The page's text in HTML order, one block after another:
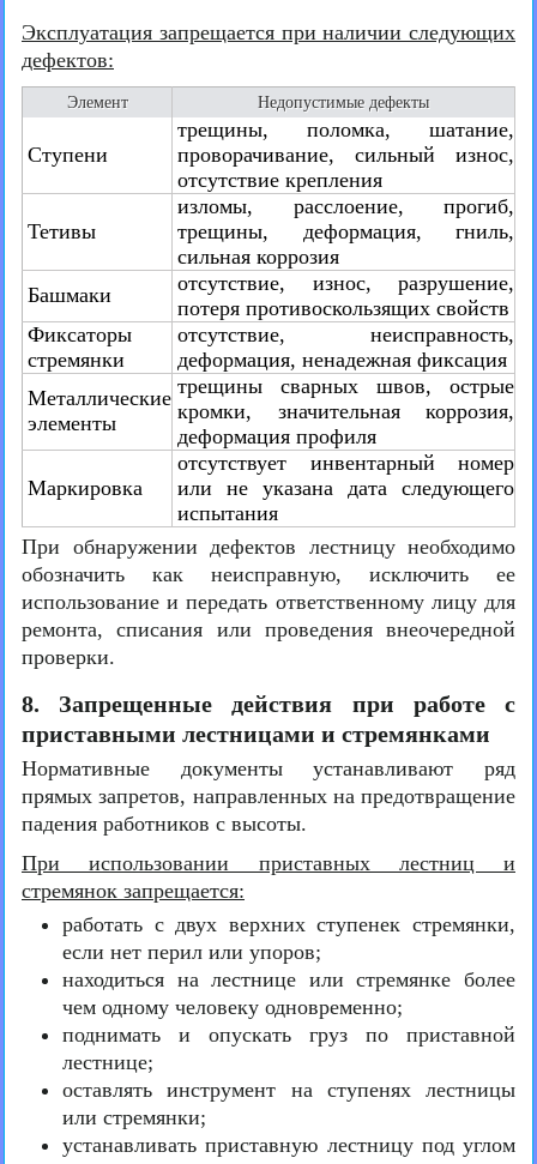
Эксплуатация запрещается при наличии следующих
дефектов:
Элемент Недопустимые дефекты
Ступени
трещины, поломка, шатание,
проворачивание, сильный износ,
отсутствие крепления
Тетивы
изломы, расслоение, прогиб,
трещины, деформация, гниль,
сильная коррозия
Башмаки
отсутствие, износ, разрушение,
потеря противоскользящих свойств
Фиксаторы
стремянки
отсутствие, неисправность,
деформация, ненадежная фиксация
Металлические
элементы
трещины сварных швов, острые
кромки, значительная коррозия,
деформация профиля
Маркировка
отсутствует инвентарный номер
или не указана дата следующего
испытания
При обнаружении дефектов лестницу необходимо
обозначить как неисправную, исключить ее
использование и передать ответственному лицу для
ремонта, списания или проведения внеочередной
проверки.
8. Запрещенные действия при работе с
приставными лестницами и стремянками
Нормативные документы устанавливают ряд
прямых запретов, направленных на предотвращение
падения работников с высоты.
При использовании приставных лестниц и
стремянок запрещается:
работать с двух верхних ступенек стремянки,
если нет перил или упоров;
находиться на лестнице или стремянке более
чем одному человеку одновременно;
поднимать и опускать груз по приставной
лестнице;
оставлять инструмент на ступенях лестницы
или стремянки;
устанавливать приставную лестницу под углом